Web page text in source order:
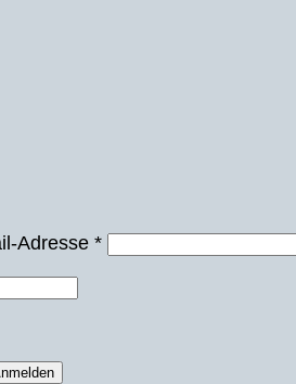
Adresse *Erforderlich